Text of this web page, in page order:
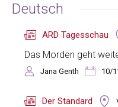
Deutsch
ARD Tagesschau
Das Morden geht
Jana Genth 10/
Der Standard